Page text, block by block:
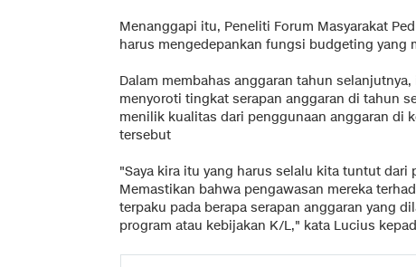
Menanggapi itu, Peneliti Forum Masyarakat
harus mengedepankan fungsi budgeting yang
Dalam membahas anggaran tahun
menyoroti tingkat serapan anggaran di tahun
menilik kualitas dari penggunaan anggaran di
tersebut
"Saya kira itu yang harus selalu kita tuntut dari
Memastikan bahwa pengawasan mereka
terpaku pada berapa serapan anggaran yang
program atau kebijakan K/L," kata Lucius